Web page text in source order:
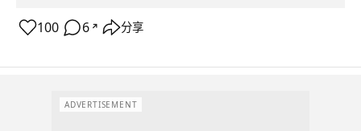
100 6 ↗ 分享
ADVERTISEMENT